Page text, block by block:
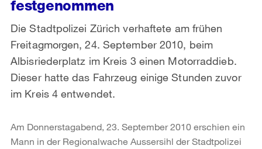
festgenommen
Die Stadtpolizei Zürich verhaftete am frühen
Freitagmorgen, 24. September 2010, beim
Albisriederplatz im Kreis 3 einen Motorraddieb.
Dieser hatte das Fahrzeug einige Stunden zuvor
im Kreis 4 entwendet.
Am Donnerstagabend, 23. September 2010 erschien ein
Mann in der Regionalwache Aussersihl der Stadtpolizei